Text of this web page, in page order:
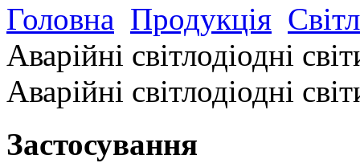
Головна Продукція
Аварійні світлодіодні
Аварійні світлодіодні
Застосування